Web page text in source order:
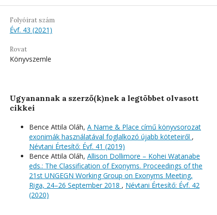
Folyóirat szám
Évf. 43 (2021)
Rovat
Könyvszemle
Ugyanannak a szerző(k)nek a legtöbbet olvasott
cikkei
Bence Attila Oláh, A Name & Place című könyvsorozat
exonimák használatával foglalkozó újabb köteteiről ,
Névtani Értesítő: Évf. 41 (2019)
Bence Attila Oláh, Allison Dollimore – Kohei Watanabe
eds.: The Classification of Exonyms. Proceedings of the
21st UNGEGN Working Group on Exonyms Meeting,
Riga, 24–26 September 2018 , Névtani Értesítő: Évf. 42
(2020)